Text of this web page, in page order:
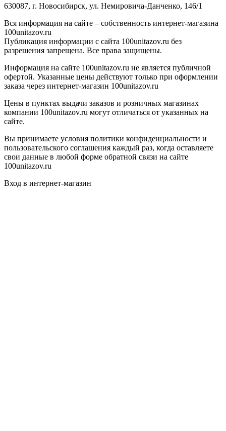
630087, г. Новосибирск, ул. Немировича-Данченко, 146/1
Вся информация на сайте – собственность интернет-магазина
100unitazov.ru
Публикация информации с сайта 100unitazov.ru без
разрешения запрещена. Все права защищены.
Информация на сайте 100unitazov.ru не является публичной
офертой. Указанные цены действуют только при оформлении
заказа через интернет-магазин 100unitazov.ru
Цены в пунктах выдачи заказов и розничных магазинах
компании 100unitazov.ru могут отличаться от указанных на
сайте.
Вы принимаете условия политики конфиденциальности и
пользовательского соглашения каждый раз, когда оставляете
свои данные в любой форме обратной связи на сайте
100unitazov.ru
Вход в интернет-магазин